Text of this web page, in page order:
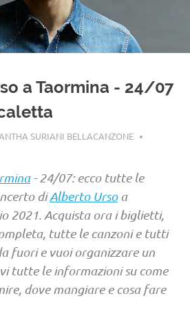
a Taormina - 24/07
SURIANI BELLACANZONE
- 24/07: ecco tutte le
diAlberto Ursoa
2021. Acquista ora i biglietti,
tutte le canzoni e tutti
fuori e vuoi organizzare un
tutte le informazioni su come
dove mangiare e cosa fare